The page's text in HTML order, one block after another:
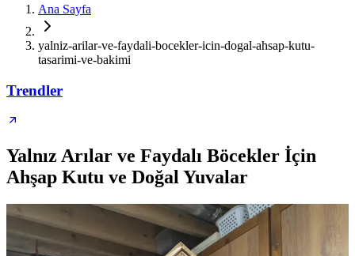
Ana Sayfa
yalniz-arilar-ve-faydali-bocekler-icin-dogal-ahsap-kutu-
tasarimi-ve-bakimi
Trendler
Yalnız Arılar ve Faydalı Böcekler İçin
Ahşap Kutu ve Doğal Yuvalar